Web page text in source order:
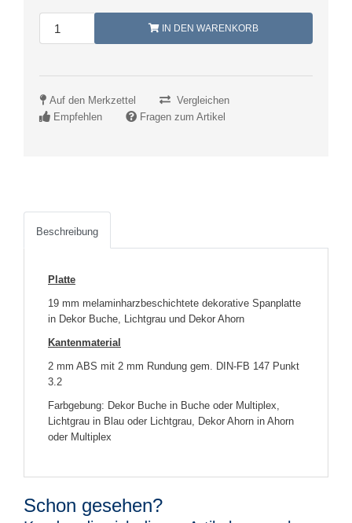
IN DEN WARENKORB
Auf den Merkzettel
Vergleichen
Empfehlen
Fragen zum Artikel
Beschreibung
Platte
19 mm melaminharzbeschichtete dekorative Spanplatte
in Dekor Buche, Lichtgrau und Dekor Ahorn
Kantenmaterial
2 mm ABS mit 2 mm Rundung gem. DIN-FB 147 Punkt
3.2
Farbgebung: Dekor Buche in Buche oder Multiplex,
Lichtgrau in Blau oder Lichtgrau, Dekor Ahorn in Ahorn
oder Multiplex
Schon gesehen?